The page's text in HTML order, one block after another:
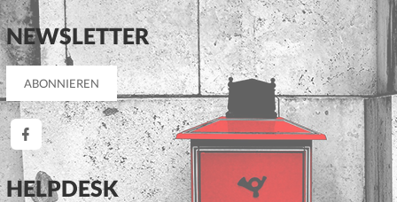
NEWSLETTER
HELPDESK